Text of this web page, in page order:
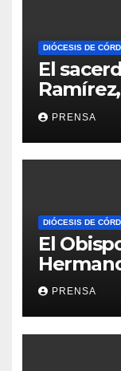
DIÓCESIS DE
El
Iglesia
PRENSA
DIÓCESIS DE
El
PRENSA